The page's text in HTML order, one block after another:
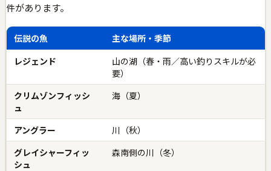
件があります。
伝説の魚
主な場所・季節
レジェンド
山の湖（春・雨／高い釣りスキルが必
要）
クリムゾンフィッシ
ュ
海（夏）
アングラー
川（秋）
グレイシャーフィッ
シュ
森南側の川（冬）